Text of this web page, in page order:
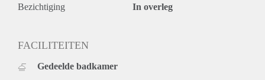
Bezichtiging In overleg
FACILITEITEN
Gedeelde badkamer